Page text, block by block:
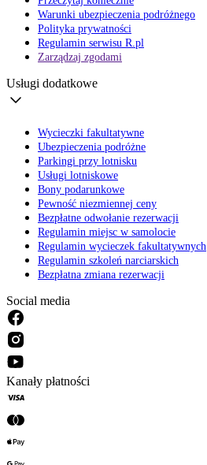
Warunki ubezpieczenia podróżnego
Polityka prywatności
Regulamin serwisu R.pl
Zarządzaj zgodami
Usługi dodatkowe
Wycieczki fakultatywne
Ubezpieczenia podróżne
Parkingi przy lotnisku
Usługi lotniskowe
Bony podarunkowe
Pewność niezmiennej ceny
Bezpłatne odwołanie rezerwacji
Regulamin miejsc w samolocie
Regulamin wycieczek fakultatywnych
Regulamin szkoleń narciarskich
Bezpłatna zmiana rezerwacji
Social media
Kanały płatności